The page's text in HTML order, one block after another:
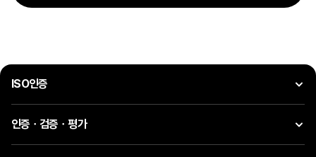
ISO인증
인증ㆍ검증ㆍ평가